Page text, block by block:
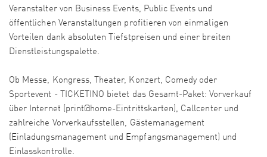
Veranstalter von Business Events, Public Events und
öffentlichen Veranstaltungen profitieren von einmaligen
Vorteilen dank absoluten Tiefstpreisen und einer breiten
Dienstleistungspalette.
Ob Messe, Kongress, Theater, Konzert, Comedy oder
Sportevent - TICKETINO bietet das Gesamt-Paket: Vorverkauf
über Internet (print@home-Eintrittskarten), Callcenter und
zahlreiche Vorverkaufsstellen, Gästemanagement
(Einladungsmanagement und Empfangsmanagement) und
Einlasskontrolle.